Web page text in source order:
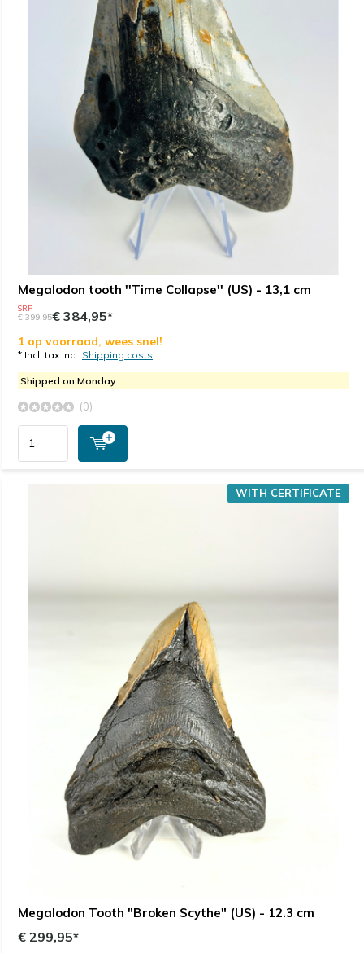
Megalodon tooth ''Time Collapse'' (US) - 13,1 cm
SRP
€ 399,95€ 384,95*
1 op voorraad, wees snel!
* Incl. tax Incl. Shipping costs
Shipped on Monday
(0)
Megalodon Tooth "Broken Scythe" (US) - 12.3 cm
WITH CERTIFICATE
€ 299,95*